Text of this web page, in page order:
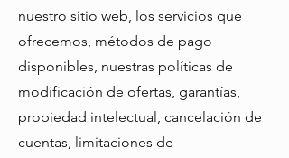
nuestro sitio web, los servicios que
ofrecemos, métodos de pago
disponibles, nuestras políticas de
modificación de ofertas, garantías,
propiedad intelectual, cancelación de
cuentas, limitaciones de